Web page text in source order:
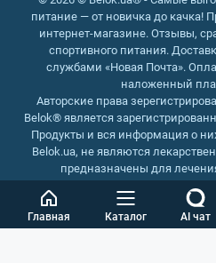
Главная Каталог AI чат
питание — от новичка до качка!
интернет-магазине. Отзывы,
спортивного питания.
службами «Новая Почта».
наложенный
Авторские права
Belok® является
Продукты и вся информация о
Belok.ua, не являются
предназначены для
Интернет магазин Belok.ua
››
питания